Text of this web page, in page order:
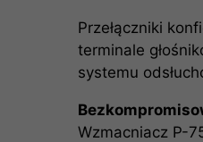
Przełączniki
terminale
systemu
Wzmacniacz P-